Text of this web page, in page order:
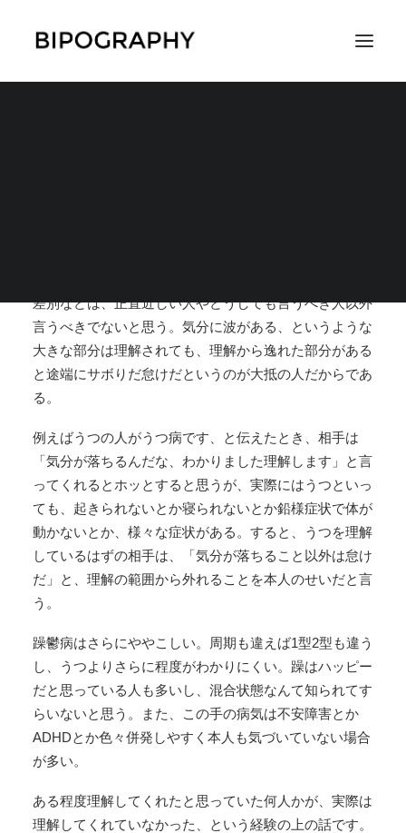
差別などは、正直近しい人やどうしても言うべき人以外
言うべきでないと思う。気分に波がある、というような
大きな部分は理解されても、 理解から逸れた部分がある
と途端にサボりだ怠けだというのが大抵の人だからであ
る。
例えばうつの人がうつ病です、と伝えたとき、相手は
「気分が落ちるんだな、わかりました理解します」と言
ってくれるとホッとすると思うが、実際にはうつといっ
ても、起きられないとか寝られないとか鉛様症状で体が
動かないとか、様々な症状がある。すると、うつを理解
しているはずの相手は、「気分が落ちること以外は怠け
だ」と、理解の範囲から外れることを本人のせいだと言
う。
躁鬱病はさらにややこしい。周期も違えば1型2型も違う
し、うつよりさらに程度がわかりにくい。躁はハッピー
だと思っている人も多いし、混合状態なんて知られてす
らいないと思う。また、この手の病気は不安障害とか
ADHDとか色々併発しやすく本人も気づいていない場合
が多い。
ある程度理解してくれたと思っていた何人かが、実際は
理解してくれていなかった、という経験の上の話です。